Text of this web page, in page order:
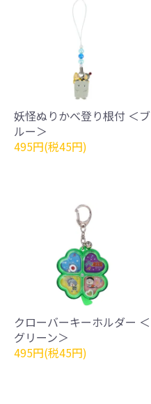
妖怪ぬりかべ登り根付 ＜ブ
ルー＞
495円(税45円)
クローバーキーホルダー ＜
グリーン＞
495円(税45円)